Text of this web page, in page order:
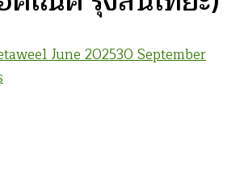
1 June 202530 September
on